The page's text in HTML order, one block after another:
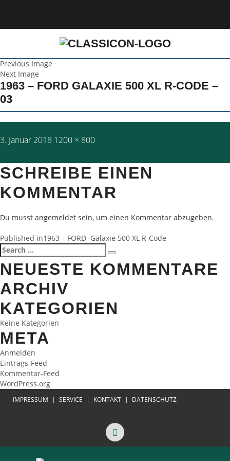
Previous Image
Next Image
1963 – FORD GALAXIE 500 XL R-CODE –
03
Posted
3. Januar 2018 Full
1200 × 800
SCHREIBE EINEN
KOMMENTAR
Du musst angemeldet sein, um einen Kommentar abzugeben.
BEITRAGSNAVIGATION
Published in1963 – FORD Galaxie 500 XL R-Code
Search
for:
Search
NEUESTE KOMMENTARE
ARCHIV
KATEGORIEN
Keine Kategorien
META
Anmelden
Eintrags-Feed
Kommentar-Feed
WordPress.org
IMPRESSUM SERVICE KONTAKT DATENSCHUTZ